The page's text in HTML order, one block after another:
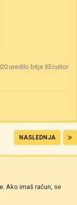
uredilo bitje XEcutIor
NASLEDNJA
Ako imaš račun, se